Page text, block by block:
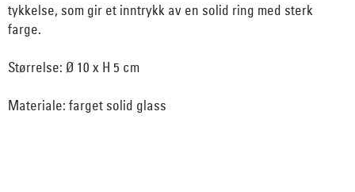
tykkelse, som gir et inntrykk av en solid ring med sterk
farge.
Størrelse: Ø 10 x H 5 cm
Materiale: farget solid glass